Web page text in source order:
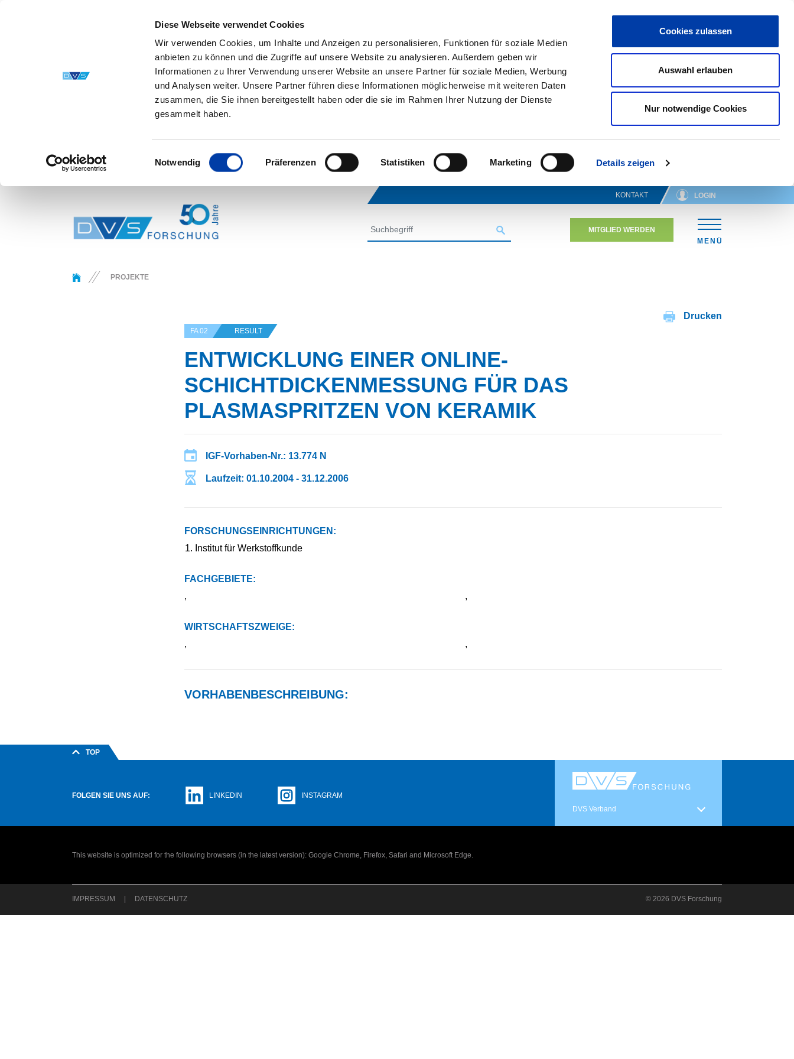
Diese Webseite verwendet Cookies
Wir verwenden Cookies, um Inhalte und Anzeigen zu personalisieren, Funktionen für soziale Medien
anbieten zu können und die Zugriffe auf unsere Website zu analysieren. Außerdem geben wir
Informationen zu Ihrer Verwendung unserer Website an unsere Partner für soziale Medien, Werbung
und Analysen weiter. Unsere Partner führen diese Informationen möglicherweise mit weiteren Daten
zusammen, die Sie ihnen bereitgestellt haben oder die sie im Rahmen Ihrer Nutzung der Dienste
gesammelt haben.
Einwilligungsauswahl
Notwendig Präferenzen Statistiken Marketing Details zeigen
Cookies zulassen
Auswahl erlauben
Nur notwendige Cookies
KONTAKT LOGIN
SUCHEN
MITGLIED WERDEN
MENÜ
You are here:PROJEKTE
Drucken
FA 02 RESULT
ENTWICKLUNG EINER ONLINE-
SCHICHTDICKENMESSUNG FÜR DAS
PLASMASPRITZEN VON KERAMIK
IGF-Vorhaben-Nr.: 13.774 N
Laufzeit: 01.10.2004 - 31.12.2006
FORSCHUNGSEINRICHTUNGEN:
Institut für Werkstoffkunde
FACHGEBIETE:
,
,
WIRTSCHAFTSZWEIGE:
,
,
VORHABENBESCHREIBUNG:
TOP
FOLGEN SIE UNS AUF: LINKEDIN
INSTAGRAM
DVS Verband
This website is optimized for the following browsers (in the latest version): Google Chrome, Firefox, Safari and Microsoft Edge.
IMPRESSUM DATENSCHUTZ © 2026 DVS Forschung